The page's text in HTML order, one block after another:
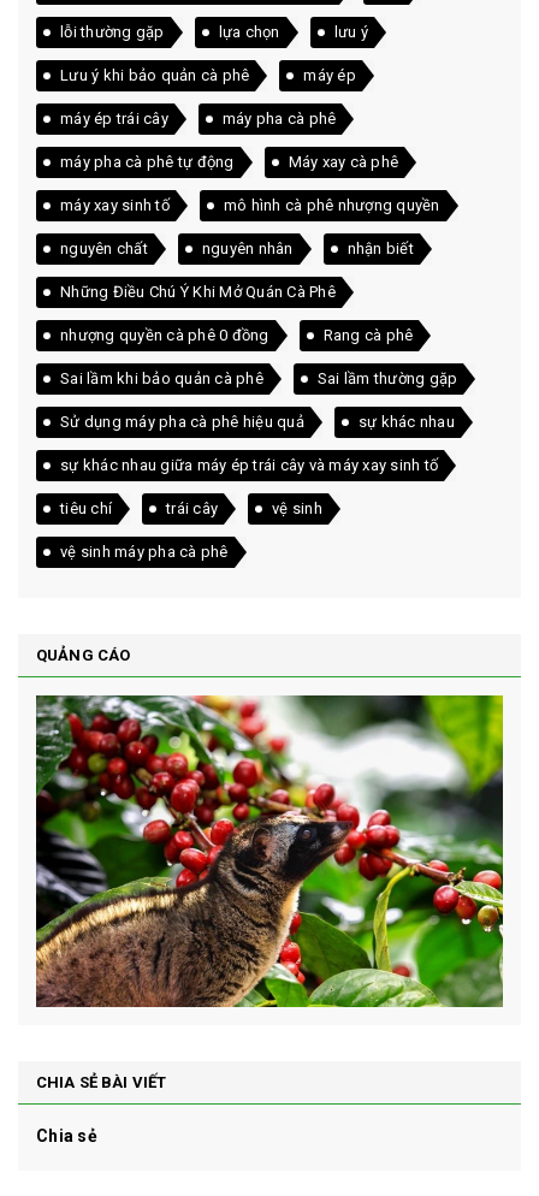
lỗi thường gặp lựa chọn lưu ý
Lưu ý khi bảo quản cà phê máy ép
máy ép trái cây máy pha cà phê
máy pha cà phê tự động Máy xay cà phê
máy xay sinh tố mô hình cà phê nhượng quyền
nguyên chất nguyên nhân nhận biết
Những Điều Chú Ý Khi Mở Quán Cà Phê
nhượng quyền cà phê 0 đồng Rang cà phê
Sai lầm khi bảo quản cà phê Sai lầm thường gặp
Sử dụng máy pha cà phê hiệu quả sự khác nhau
sự khác nhau giữa máy ép trái cây và máy xay sinh tố
tiêu chí trái cây vệ sinh
vệ sinh máy pha cà phê
QUẢNG CÁO
CHIA SẺ BÀI VIẾT
Chia sẻ